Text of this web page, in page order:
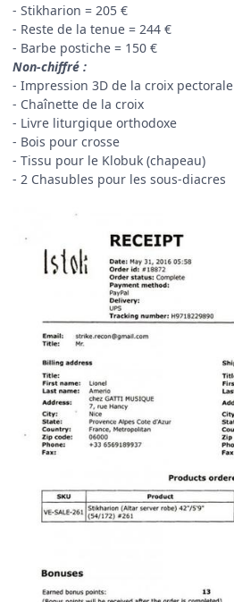
- Stikharion = 205 €
- Reste de la tenue = 244 €
- Barbe postiche = 150 €
Non-chiffré :
- Impression 3D de la croix pectorale
- Chaînette de la croix
- Livre liturgique orthodoxe
- Bois pour crosse
- Tissu pour le Klobuk (chapeau)
- 2 Chasubles pour les sous-diacres